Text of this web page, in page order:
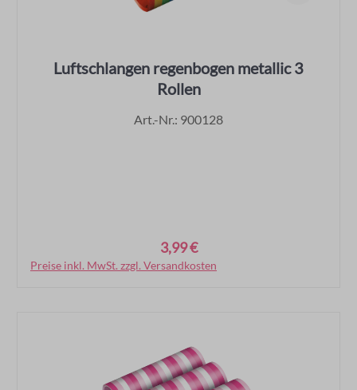
Luftschlangen regenbogen metallic 3
Rollen
Art.-Nr.: 900128
3,99 €
Preise inkl. MwSt. zzgl. Versandkosten
In den Warenkorb